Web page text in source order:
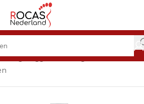
getagged “ncm-gellak”